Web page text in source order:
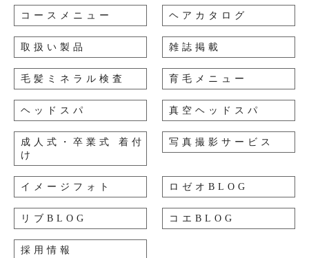
コースメニュー ヘアカタログ
取扱い製品 雑誌掲載
毛髪ミネラル検査 育毛メニュー
ヘッドスパ 真空ヘッドスパ
成人式・卒業式 着付
け
写真撮影サービス
イメージフォト ロゼオBLOG
リブBLOG コエBLOG
採用情報